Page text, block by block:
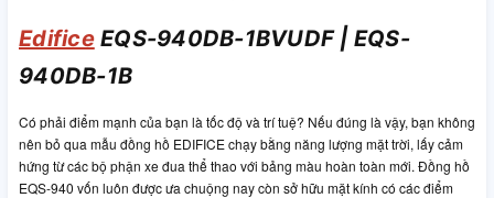
EdificeEQS-940DB-1BVUDF | EQS-
940DB-1B
Có phải điểm mạnh của bạn là tốc độ và trí tuệ? Nếu đúng là vậy, bạn không
nên bỏ qua mẫu đồng hồ EDIFICE chạy bằng năng lượng mặt trời, lấy cảm
hứng từ các bộ phận xe đua thể thao với bảng màu hoàn toàn mới. Đồng hồ
EQS-940 vốn luôn được ưa chuộng nay còn sở hữu mặt kính có các điểm